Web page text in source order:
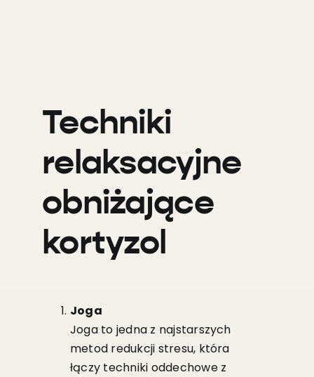
Techniki
relaksacyjne
obniżające
kortyzol
Joga
Joga to jedna z najstarszych
metod redukcji stresu, która
łączy techniki oddechowe z